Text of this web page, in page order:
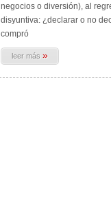
negocios o diversión), al
disyuntiva: ¿declarar o no
compró
leer más »